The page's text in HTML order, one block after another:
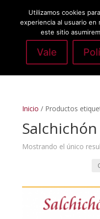
Seleccionar página
Inicio / Productos
Mostrando el único
Utilizamos cookies
experiencia al usuario en
este sitio
Vale